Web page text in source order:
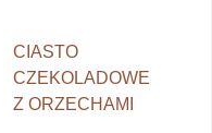
CIASTO
CZEKOLADOWE
Z ORZECHAMI